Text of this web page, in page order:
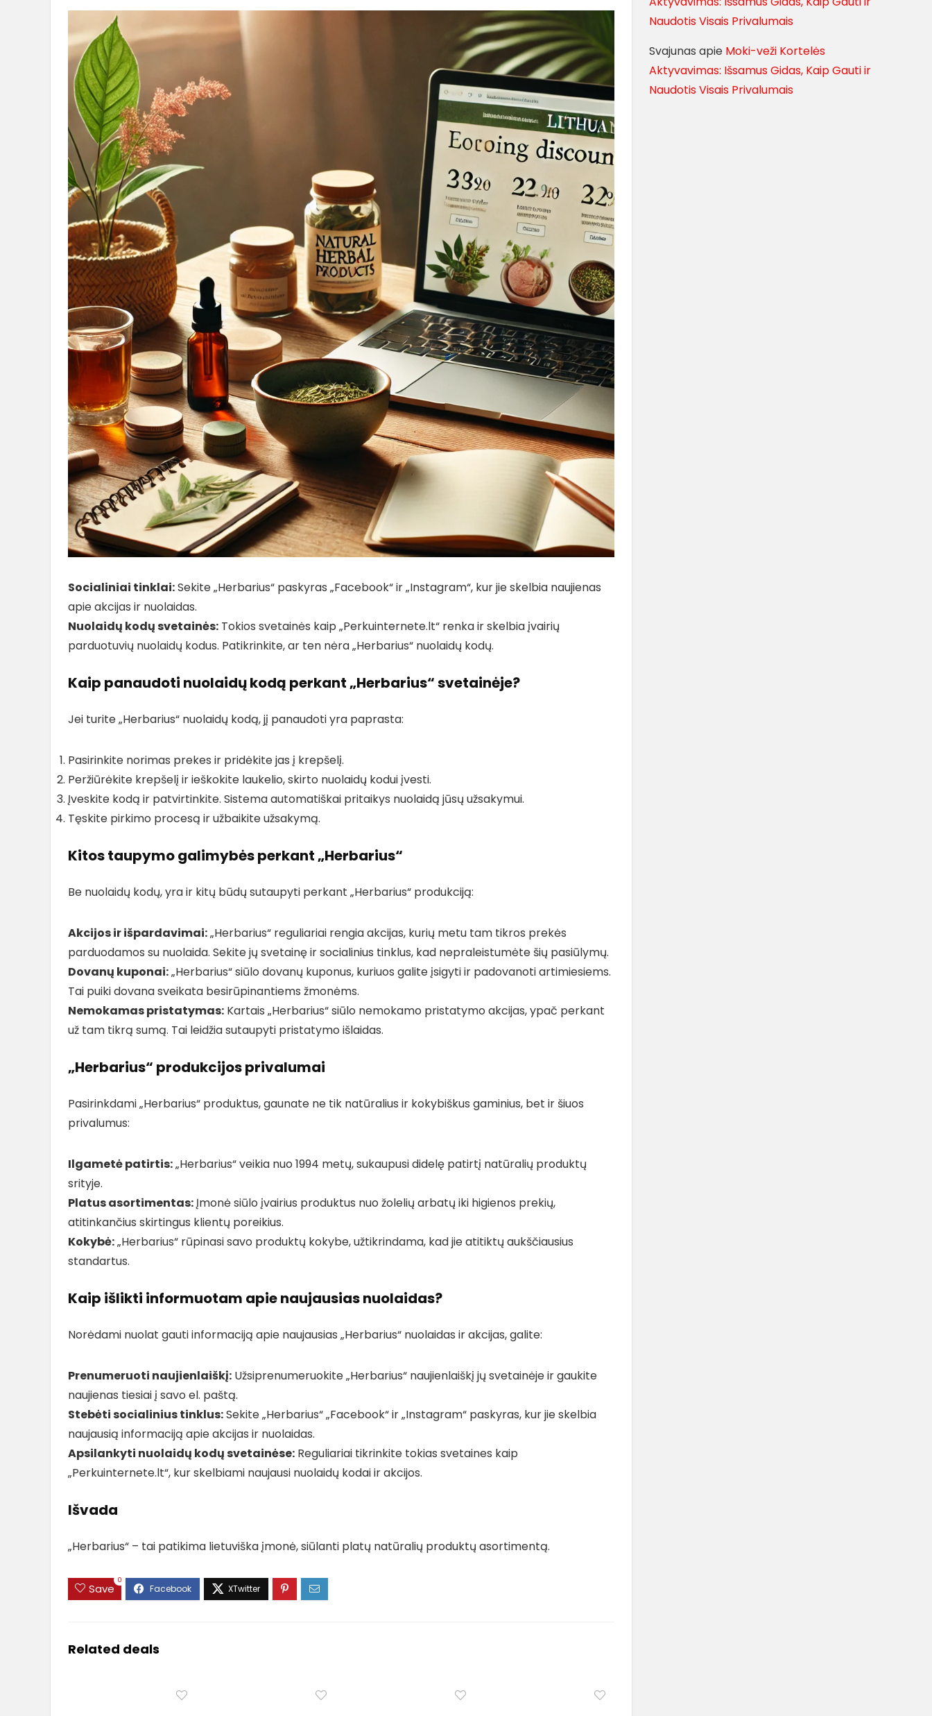
Socialiniai tinklai:Sekite „Herbarius“ paskyras „Facebook“ ir „Instagram“, kur jie skelbia naujienas
apie akcijas ir nuolaidas.
Nuolaidų kodų svetainės: Tokios svetainės kaip „Perkuinternete.lt“ renka ir skelbia įvairių
parduotuvių nuolaidų kodus. Patikrinkite, ar ten nėra „Herbarius“ nuolaidų kodų.
Kaip panaudoti nuolaidų kodą perkant „Herbarius“ svetainėje?
Jei turite „Herbarius“ nuolaidų kodą, jį panaudoti yra paprasta:
Pasirinkite norimas prekes ir pridėkite jas į krepšelį.
Peržiūrėkite krepšelį ir ieškokite laukelio, skirto nuolaidų kodui įvesti.
Įveskite kodą ir patvirtinkite. Sistema automatiškai pritaikys nuolaidą jūsų užsakymui.
Tęskite pirkimo procesą ir užbaikite užsakymą.
Kitos taupymo galimybės perkant „Herbarius“
Be nuolaidų kodų, yra ir kitų būdų sutaupyti perkant „Herbarius“ produkciją:
Akcijos ir išpardavimai:„Herbarius“ reguliariai rengia akcijas, kurių metu tam tikros prekės
parduodamos su nuolaida. Sekite jų svetainę ir socialinius tinklus, kad nepraleistumėte šių pasiūlymų.
Dovanų kuponai:„Herbarius“ siūlo dovanų kuponus, kuriuos galite įsigyti ir padovanoti artimiesiems.
Tai puiki dovana sveikata besirūpinantiems žmonėms.
Nemokamas pristatymas: Kartais „Herbarius“ siūlo nemokamo pristatymo akcijas, ypač perkant
už tam tikrą sumą. Tai leidžia sutaupyti pristatymo išlaidas.
„Herbarius“ produkcijos privalumai
Pasirinkdami „Herbarius“ produktus, gaunate ne tik natūralius ir kokybiškus gaminius, bet ir šiuos
privalumus:
Ilgametė patirtis:„Herbarius“ veikia nuo 1994 metų, sukaupusi didelę patirtį natūralių produktų
srityje.
Platus asortimentas: Įmonė siūlo įvairius produktus nuo žolelių arbatų iki higienos prekių,
atitinkančius skirtingus klientų poreikius.
Kokybė:„Herbarius“ rūpinasi savo produktų kokybe, užtikrindama, kad jie atitiktų aukščiausius
standartus.
Kaip išlikti informuotam apie naujausias nuolaidas?
Norėdami nuolat gauti informaciją apie naujausias „Herbarius“ nuolaidas ir akcijas, galite:
Prenumeruoti naujienlaiškį: Užsiprenumeruokite „Herbarius“ naujienlaiškį jų svetainėje ir gaukite
naujienas tiesiai į savo el. paštą.
Stebėti socialinius tinklus:Sekite „Herbarius“ „Facebook“ ir „Instagram“ paskyras, kur jie skelbia
naujausią informaciją apie akcijas ir nuolaidas.
Apsilankyti nuolaidų kodų svetainėse: Reguliariai tikrinkite tokias svetaines kaip
„Perkuinternete.lt“, kur skelbiami naujausi nuolaidų kodai ir akcijos.
Išvada
„Herbarius“ – tai patikima lietuviška įmonė, siūlanti platų natūralių produktų asortimentą.
Save
0
Related deals
Naudotis Visais Privalumais
Svajunas apie Moki-veži Kortelės
Aktyvavimas: Išsamus Gidas, Kaip Gauti ir
Naudotis Visais Privalumais